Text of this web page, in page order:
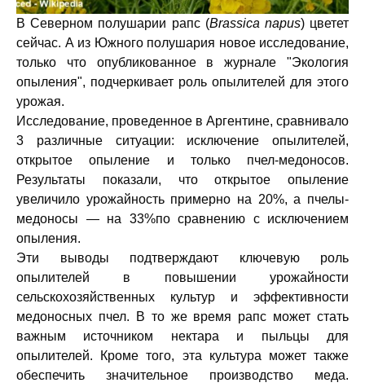
В Северном полушарии рапс (Brassica napus) цветет
сейчас. А из Южного полушария новое исследование,
только что опубликованное в журнале "Экология
опыления", подчеркивает роль опылителей для этого
урожая.
Исследование, проведенное в Аргентине, сравнивало
3 различные ситуации: исключение опылителей,
открытое опыление и только пчел-медоносов.
Результаты показали, что открытое опыление
увеличило урожайность примерно на 20%, а пчелы-
медоносы — на 33%по сравнению с исключением
опыления.
Эти выводы подтверждают ключевую роль
опылителей в повышении урожайности
сельскохозяйственных культур и эффективности
медоносных пчел. В то же время рапс может стать
важным источником нектара и пыльцы для
опылителей. Кроме того, эта культура может также
обеспечить значительное производство меда.